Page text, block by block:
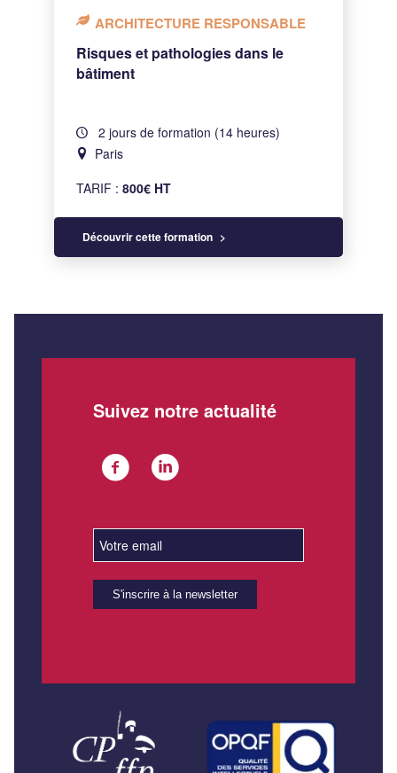
ARCHITECTURE RESPONSABLE
Risques et pathologies dans le
bâtiment
2 jours de formation (14 heures)
Paris
TARIF :800€ HT
Découvrir cette formation
Suivez notre actualité